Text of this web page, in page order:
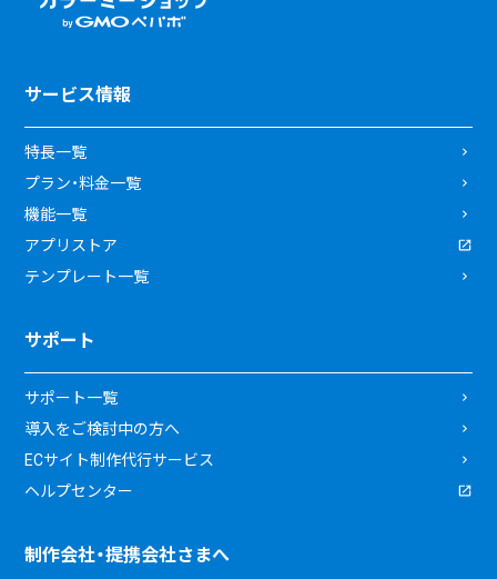
サービス情報
特長一覧
プラン・料金一覧
機能一覧
アプリストア
テンプレート一覧
サポート
サポート一覧
導入をご検討中の方へ
ECサイト制作代行サービス
ヘルプセンター
制作会社・提携会社さまへ